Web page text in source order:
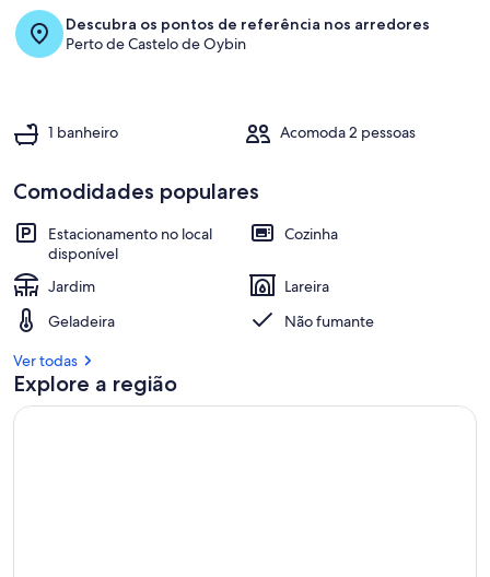
Fachada
Descubra os pontos de referência nos arredores
Perto de Castelo de Oybin
1 banheiro Acomoda 2 pessoas
Comodidades populares
Estacionamento no local
disponível
Cozinha
Jardim
Lareira
Geladeira
Não fumante
Ver todas
Explore a região